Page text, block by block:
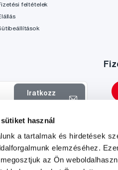
használ
a tartalmak és hirdetések
elemzéséhez.
az Ön
feltételek
Iratkozz
és ajánlatokról és